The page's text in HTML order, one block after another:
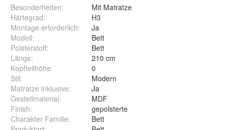
Besonderheiten:
Mit Matratze
Härtegrad:
H3
Montage erforderlich:
Ja
Modell:
Bett
Polsterstoff:
Bett
Länge:
210 cm
Kopfteilhöhe:
0
Stil:
Modern
Matratze inklusive:
Ja
Gestellmaterial:
MDF
Finish:
gepolsterte
Charakter Familie:
Bett